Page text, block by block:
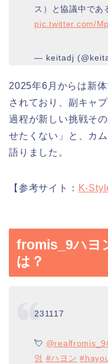
ス）と協議中であ
pic.twitter.com/
— keitadj
2025年6月からは新
されており、副キャ
過程が新しい挑戦そ
せたくない」と、カ
語りました。
【参考サイト： K-
fromis_9ハヨ
は？
231117
💘 @realfromis_9
영 #ハヨン